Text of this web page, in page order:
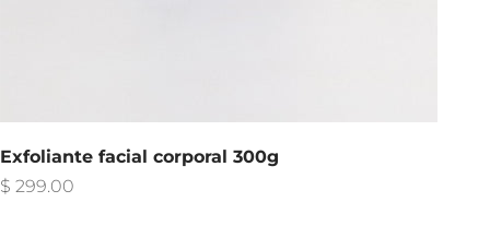
Exfoliante facial corporal 300g
Precio de oferta
$ 299.00